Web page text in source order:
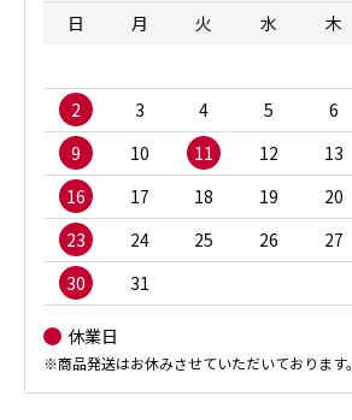
日
月 火 水 木
2
3 4 5 6
9
10 11 12 13
16
17 18 19 20
23
24 25 26 27
30
31
休業日
※商品発送はお休みさせていただいております。